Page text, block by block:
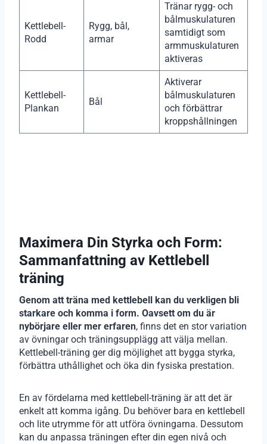
Kettlebell-
Rodd
Rygg, bål,
armar
Tränar rygg- och
bålmuskulaturen
samtidigt som
armmuskulaturen
aktiveras
Kettlebell-
Plankan
Bål
Aktiverar
bålmuskulaturen
och förbättrar
kroppshållningen
Maximera Din Styrka och Form:
Sammanfattning av Kettlebell
träning
Genom att träna med kettlebell kan du verkligen bli
starkare och komma i form. Oavsett om du är
nybörjare eller mer erfaren, finns det en stor variation
av övningar och träningsupplägg att välja mellan.
Kettlebell-träning ger dig möjlighet att bygga styrka,
förbättra uthållighet och öka din fysiska prestation.
En av fördelarna med kettlebell-träning är att det är
enkelt att komma igång. Du behöver bara en kettlebell
och lite utrymme för att utföra övningarna. Dessutom
kan du anpassa träningen efter din egen nivå och